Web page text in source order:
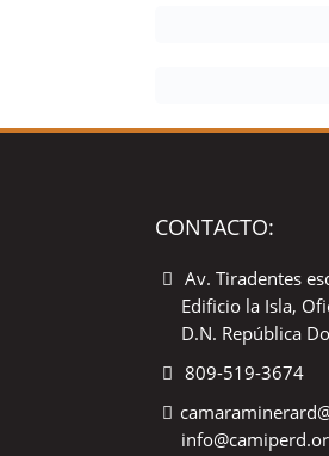
CONTACTO:
Av. Tiradentes
Edificio la Isla,
D.N. República
809-519-3674